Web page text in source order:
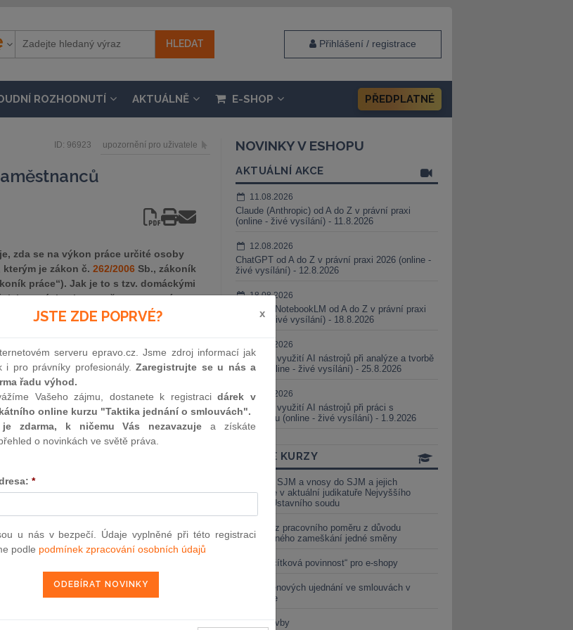
Přihlášení / registrace
ROZHODNUTÍ AKTUÁLNĚ E-SHOP PŘEDPLATNÉ
ID: 96923 upozornění pro uživatele
zda se na výkon práce určité osoby
je zákon č. 262/2006 Sb., zákoník
práce“). Jak je to s tzv. domáckými
práci nebo na ně ustanovení
definici závislé práce. Podle tohoto
ve vztahu nadřízenosti zaměstnavatele a
podle jeho pokynů a zaměstnanec ji pro
ustanovení pak stanoví podmínky výkonu
za mzdu, plat či odměnu za práci, na náklady
zaměstnavatele, případně na jiném
zaměstnavatele, případně na jiném
(v praxi též známo pod pojmem
o terminologický pojem z anglického slova
z domu. Expanze informačních technologií
NOVINKY V ESHOPU
AKTUÁLNÍ AKCE
11.08.2026
Claude (Anthropic) od A do Z v právní praxi
(online - živé vysílání) - 11.8.2026
12.08.2026
ChatGPT od A do Z v právní praxi 2026 (online -
živé vysílání) - 12.8.2026
18.08.2026
Gemini a NotebookLM od A do Z v právní praxi
(online - živé vysílání) - 18.8.2026
25.08.2026
Praktické využití AI nástrojů při analýze a tvorbě
smluv (online - živé vysílání) - 25.8.2026
01.09.2026
Praktické využití AI nástrojů při práci s
judikaturou (online - živé vysílání) - 1.9.2026
ONLINE KURZY
Vnosy ze SJM a vnosy do SJM a jejich
valorizace v aktuální judikatuře Nejvyššího
soudu a Ústavního soudu
Výpověď z pracovního poměru z důvodu
neomluveného zameškání jedné směny
Nová „tlačítková povinnost“ pro e-shopy
Změna cenových ujednání ve smlouvách v
energetice
Černé stavby
JSTE ZDE POPRVÉ? x
serveru epravo.cz. Jsme zdroj informací jak
i pro právníky profesionály.Zaregistrujte se u nás a
řadu výhod.
Vašeho zájmu, dostanete k registracidárek v
online kurzu "Taktika jednání o smlouvách".
je zdarma, k ničemu Vás nezavazuje a získáte
o novinkách ve světě práva.
*
u nás v bezpečí. Údaje vyplněné při této registraci
podle podmínek zpracování osobních údajů